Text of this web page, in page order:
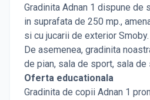
Gradinita Adnan 1 dispune de
in suprafata de 250 mp.,
si cu jucarii de exterior Smoby.
De asemenea, gradinita
de pian, sala de sport, sala de
Oferta educationala
Gradinita de copii Adnan 1